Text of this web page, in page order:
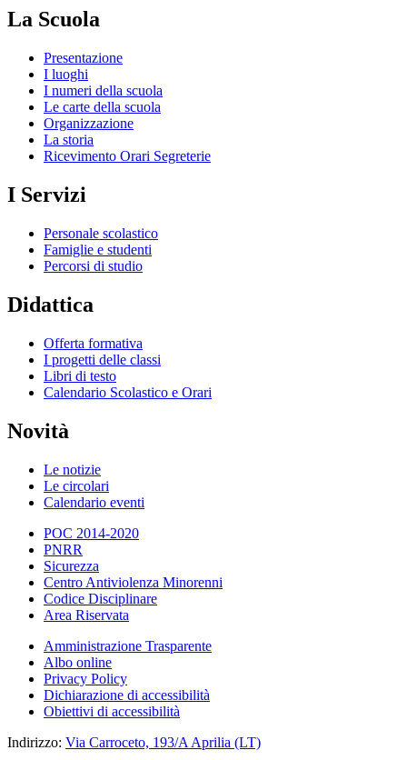
La Scuola
Presentazione
I luoghi
I numeri della scuola
Le carte della scuola
Organizzazione
La storia
Ricevimento Orari Segreterie
I Servizi
Personale scolastico
Famiglie e studenti
Percorsi di studio
Didattica
Offerta formativa
I progetti delle classi
Libri di testo
Calendario Scolastico e Orari
Novità
Le notizie
Le circolari
Calendario eventi
POC 2014-2020
PNRR
Sicurezza
Centro Antiviolenza Minorenni
Codice Disciplinare
Area Riservata
Amministrazione Trasparente
Albo online
Privacy Policy
Dichiarazione di accessibilità
Obiettivi di accessibilità
Indirizzo: Via Carroceto, 193/A Aprilia (LT)